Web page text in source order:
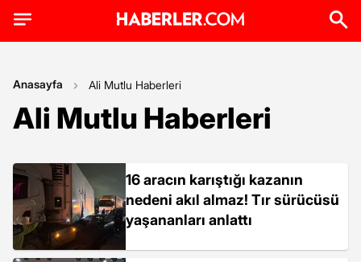
Anasayfa Ali Mutlu Haberleri
Ali Mutlu Haberleri
16 aracın karıştığı kazanın
nedeni akıl almaz! Tır sürücüsü
yaşananları anlattı